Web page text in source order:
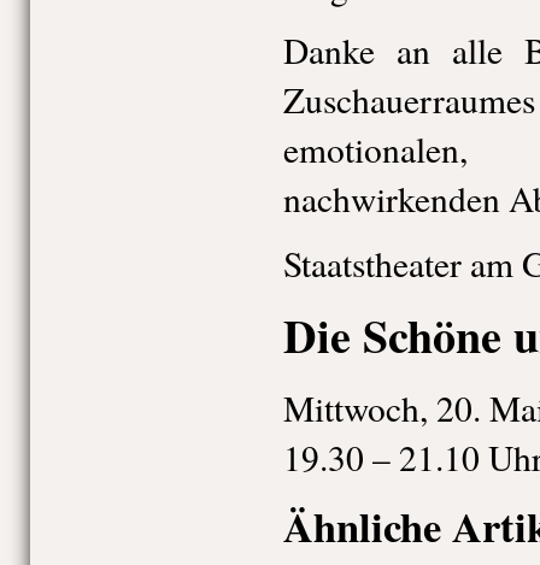
Danke an alle
emotionalen,
nachwirkenden
Staatstheater am
Die Schöne
Mittwoch, 20.
19.30 – 21.10
Ähnliche